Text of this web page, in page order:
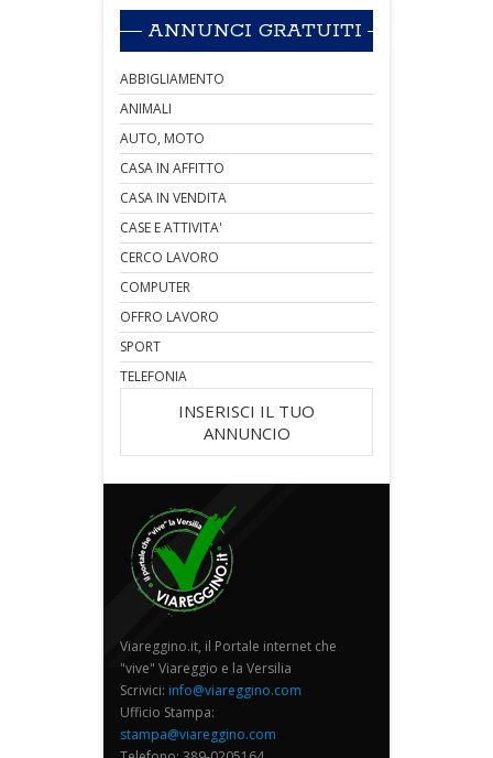
ANNUNCI GRATUITI
ABBIGLIAMENTO
ANIMALI
AUTO, MOTO
CASA IN AFFITTO
CASA IN VENDITA
CASE E ATTIVITA'
CERCO LAVORO
COMPUTER
OFFRO LAVORO
SPORT
TELEFONIA
INSERISCI IL TUO
ANNUNCIO
Viareggino.it, il Portale internet che
"vive" Viareggio e la Versilia
Scrivici: info@viareggino.com
Ufficio Stampa:
stampa@viareggino.com